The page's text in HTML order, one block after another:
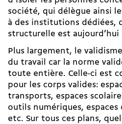
société, qui délègue ainsi
à des institutions dédiées,
structurelle est
Plus largement, le
du travail car la norme
toute entière. Celle-ci est
pour les corps valides:
transports, espaces
outils numériques,
etc. Sur tous ces plans,